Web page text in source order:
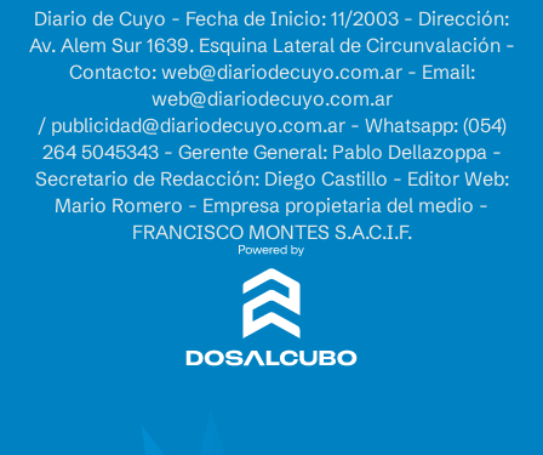
Diario de Cuyo - Fecha de Inicio: 11/2003 - Dirección:
Av. Alem Sur 1639. Esquina Lateral de Circunvalación -
Contacto: web@diariodecuyo.com.ar- Email:
web@diariodecuyo.com.ar
/ publicidad@diariodecuyo.com.ar- Whatsapp: (054)
264 5045343 - Gerente General: Pablo Dellazoppa -
Secretario de Redacción: Diego Castillo - Editor Web:
Mario Romero - Empresa propietaria del medio -
FRANCISCO MONTES S.A.C.I.F.